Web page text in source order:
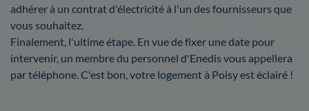
adhérer à un contrat d'électricité à l'un des fournisseurs que
vous souhaitez.
Finalement, l'ultime étape. En vue de fixer une date pour
intervenir, un membre du personnel d'Enedis vous appellera
par téléphone. C'est bon, votre logement à Poisy est éclairé !